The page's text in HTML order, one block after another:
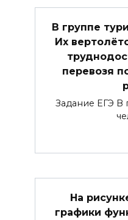
В группе
Их
перевозя
Задание ЕГЭ В
На
графики